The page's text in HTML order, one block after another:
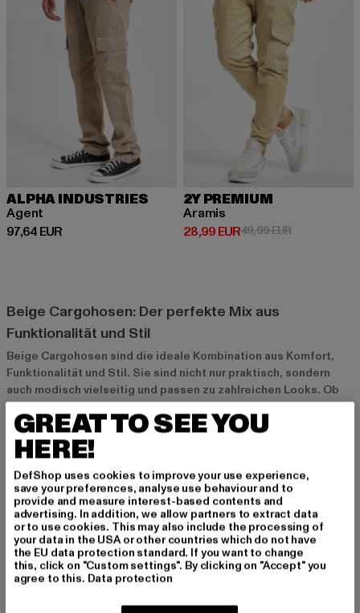
ALPHA INDUSTRIES
Agent
97,64 EUR
Derzeitiger Preis: 97,64 EUR
2Y PREMIUM
Aramis
28,99 EUR
Derzeitiger Preis: 28,99 EUR
49,99 EURAktionspreis:
Beige Cargohosen: Der perfekte Mix aus
Funktionalität und Stil
Beige Cargohosen sind die ideale Kombination aus Komfort,
Funktionalität und Stil. Sie sind nicht nur praktisch, sondern
auch modisch vielseitig und passen zu zahlreichen Looks. Ob
für den lässigen Streetwear-Style oder als Teil eines
entspannten Alltagsoutfits – die beige Cargohose ist ein
unverzichtbares Basic in der Herrengarderobe. Mit ihren großen
Taschen und dem lockeren Schnitt vereinen Cargohosen
praktische Aspekte mit einem coolen, urbanen Look.
Warum beigen Cargohosen so beliebt sind
Beige Cargohosen sind besonders beliebt, weil sie eine
perfekte Mischung aus Funktion und Style bieten. Die Farbe
Beige ist vielseitig und lässt sich leicht mit verschiedenen
maximale Bewegungsfreiheit und Stauraum bietet. Die
GREAT TO SEE YOU
HERE!
DefShop uses cookies to improve your use experience,
save your preferences, analyse use behaviour and to
provide and measure interest-based contents and
advertising. In addition, we allow partners to extract data
or to use cookies. This may also include the processing of
your data in the USA or other countries which do not have
the EU data protection standard. If you want to change
this, click on "Custom settings". By clicking on "Accept" you
agree to this. Data protection